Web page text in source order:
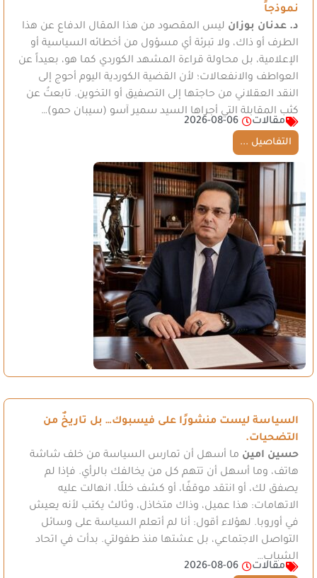
نموذجاً
د. عدنان بوزان ليس المقصود من هذا المقال الدفاع عن هذا
الطرف أو ذاك، ولا تبرئة أي مسؤول من أخطائه السياسية أو
الإعلامية، بل محاولة قراءة المشهد الكوردي كما هو، بعيداً عن
العواطف والانفعالات؛ لأن القضية الكوردية اليوم أحوج إلى
النقد العقلاني من حاجتها إلى التصفيق أو التخوين. تابعتُ عن
كثب المقابلة التي أجراها السيد سمير آسو (سيبان حمو)…
مقالات
2026-08-06
التفاصيل ...
السياسة ليست منشورًا على فيسبوك… بل تاريخٌ من
التضحيات.
حسين امين ما أسهل أن تمارس السياسة من خلف شاشة
هاتف، وما أسهل أن تتهم كل من يخالفك بالرأي. فإذا لم
يصفق لك، أو انتقد موقفًا، أو كشف خللًا، انهالت عليه
الاتهامات: هذا عميل، وذاك متخاذل، وثالث يكتب لأنه يعيش
في أوروبا. لهؤلاء أقول: أنا لم أتعلم السياسة على وسائل
التواصل الاجتماعي، بل عشتها منذ طفولتي. بدأت في اتحاد
الشباب…
مقالات
2026-08-06